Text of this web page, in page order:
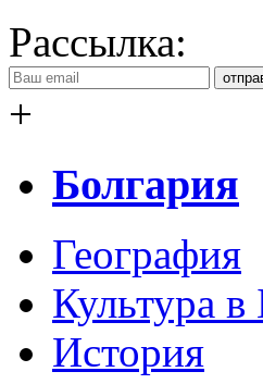
Рассылка:
+
Болгария
География
Культура в
История